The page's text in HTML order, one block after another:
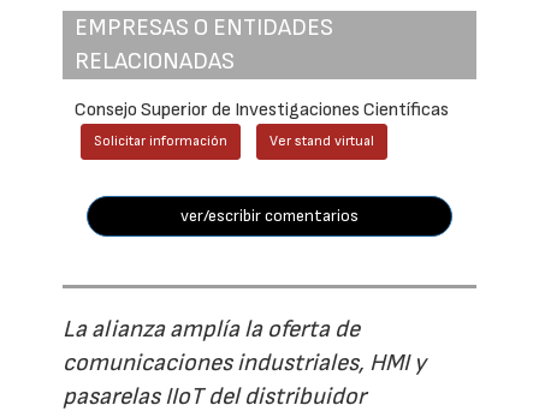
EMPRESAS O ENTIDADES
RELACIONADAS
Consejo Superior de Investigaciones Científicas
Solicitar información Ver stand virtual
ver/escribir comentarios
La alianza amplía la oferta de
comunicaciones industriales, HMI y
pasarelas IIoT del distribuidor